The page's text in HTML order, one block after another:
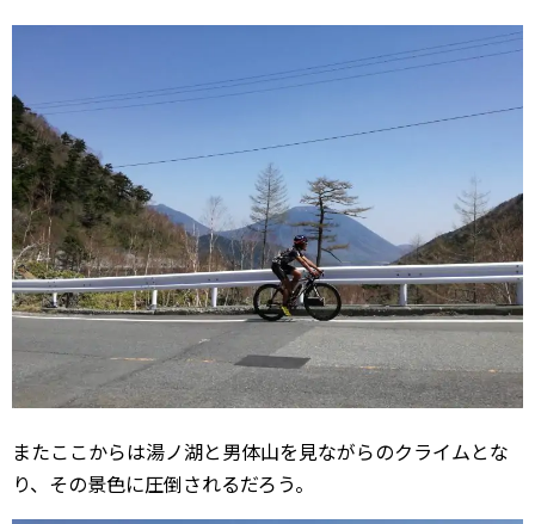
またここからは湯ノ湖と男体山を見ながらのクライムとな
り、その景色に圧倒されるだろう。